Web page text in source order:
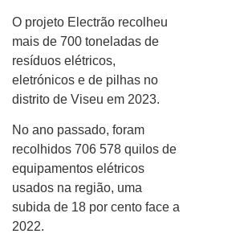
O projeto Electrão recolheu
mais de 700 toneladas de
resíduos elétricos,
eletrónicos e de pilhas no
distrito de Viseu em 2023.
No ano passado, foram
recolhidos 706 578 quilos de
equipamentos elétricos
usados na região, uma
subida de 18 por cento face a
2022.